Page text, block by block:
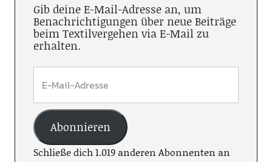
Gib deine E-Mail-Adresse an, um
Benachrichtigungen über neue Beiträge
beim Textilvergehen via E-Mail zu
erhalten.
Abonnieren
Schließe dich 1.019 anderen Abonnenten an